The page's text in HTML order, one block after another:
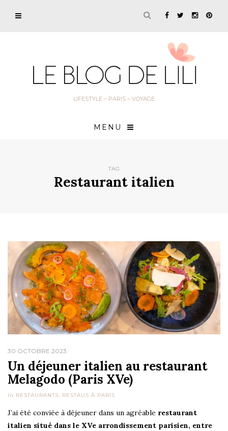
LIFESTYLE – PARIS – VOYAGE
MENU
TAG
Restaurant italien
30 OCTOBRE 2023
Un déjeuner italien au restaurant
Melagodo (Paris XVe)
In RESTAURANTS, RESTAUS À PARIS
J’ai été conviée à déjeuner dans un agréable restaurant
italien situé dans le XVe arrondissement parisien, entre